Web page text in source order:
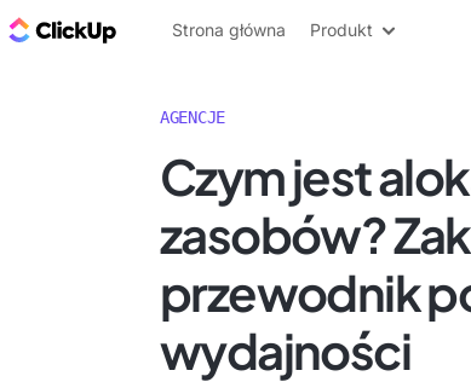
ClickUp Blog
Strona główna Produkt
AGENCJE
Czym jest
zasobów?
przewodnik
wydajności